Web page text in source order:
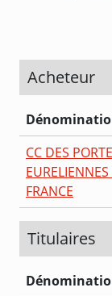
Acheteur
CC DES
FRANCE
Titulaires